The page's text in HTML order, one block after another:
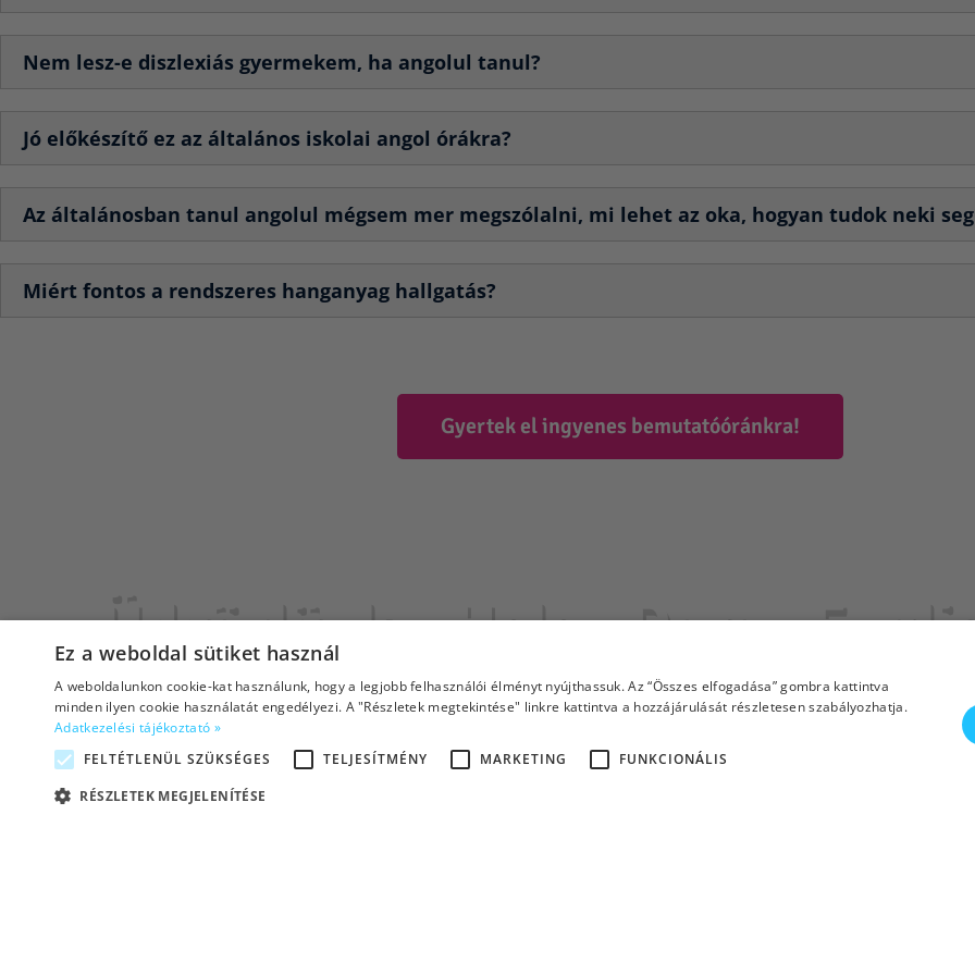
Nem lesz-e diszlexiás gyermekem, ha angolul tanul?
Jó előkészítő ez az általános iskolai angol órákra?
Az általánosban tanul angolul mégsem mer megszólalni, mi lehet az oka, hogyan tudok neki
Miért fontos a rendszeres hanganyag hallgatás?
Gyertek el ingyenes bemutatóóránkra!
Üdvözlünk a Helen Doron
világában!
Ez a weboldal sütiket használ
A weboldalunkon cookie-kat használunk, hogy a legjobb felhasználói élményt nyújthassuk. Az “Összes elfogadása” gombra kattintva
minden ilyen cookie használatát engedélyezi. A "Részletek megtekintése" linkre kattintva a hozzájárulását részletesen szabályozhatja.
Adatkezelési tájékoztató »
FELTÉTLENÜL SZÜKSÉGES
TELJESÍTMÉNY MARKETING
FUNKCIONÁLIS
RÉSZLETEK MEGJELENÍTÉSE